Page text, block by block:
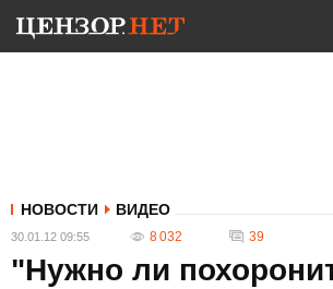
НОВОСТИ ВИДЕО
30.01.12 09:55 8 032 39
"Нужно ли